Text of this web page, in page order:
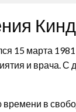
15 марта
и врача. С
в